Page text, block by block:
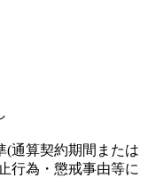
通算契約期間または
行為・懲戒事由等に